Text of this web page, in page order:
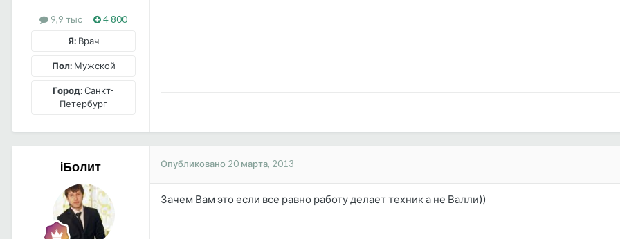
9,9 тыс
4 800
Я: Врач
Пол:Мужской
Город:Санкт-
Петербург
iБолит Опубликовано 20 марта, 2013
Зачем Вам это если все равно работу делает техник а не Валли))